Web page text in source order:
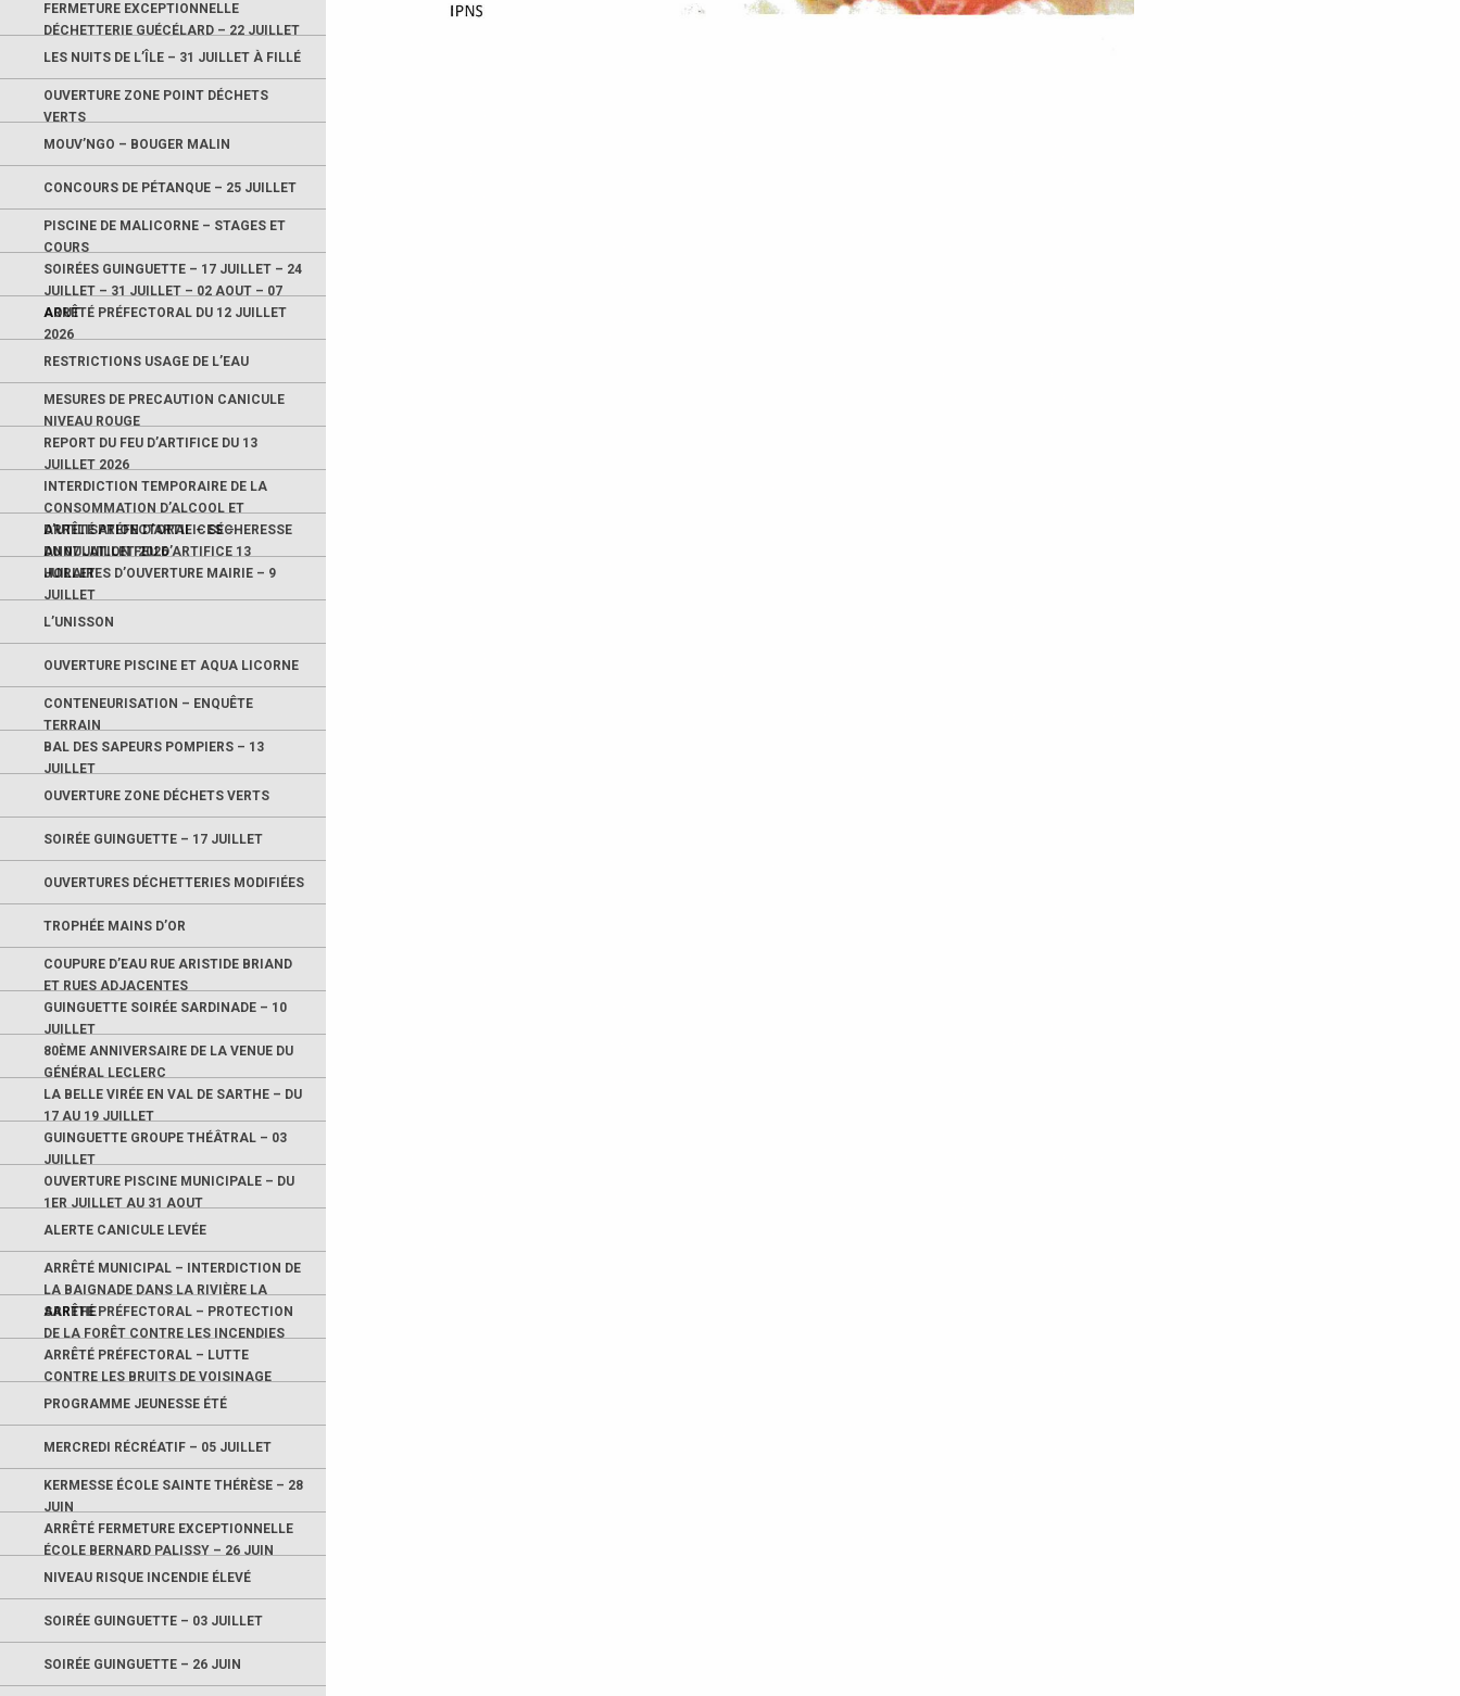
FERMETURE EXCEPTIONNELLE
DÉCHETTERIE GUÉCÉLARD – 22 JUILLET
LES NUITS DE L’ÎLE – 31 JUILLET À FILLÉ
OUVERTURE ZONE POINT DÉCHETS
VERTS
MOUV’NGO – BOUGER MALIN
CONCOURS DE PÉTANQUE – 25 JUILLET
PISCINE DE MALICORNE – STAGES ET
COURS
SOIRÉES GUINGUETTE – 17 JUILLET – 24
JUILLET – 31 JUILLET – 02 AOUT – 07
AOUT
ARRÊTÉ PRÉFECTORAL DU 12 JUILLET
2026
RESTRICTIONS USAGE DE L’EAU
MESURES DE PRECAUTION CANICULE
NIVEAU ROUGE
REPORT DU FEU D’ARTIFICE DU 13
JUILLET 2026
INTERDICTION TEMPORAIRE DE LA
CONSOMMATION D’ALCOOL ET
D’UTILISATION D’ARTIFICES –
ANNULATION FEU D’ARTIFICE 13
JUILLET
ARRÊTÉ PRÉFECTORAL – SÉCHERESSE
DU 07 JUILLET 2026
HORAIRES D’OUVERTURE MAIRIE – 9
JUILLET
L’UNISSON
OUVERTURE PISCINE ET AQUA LICORNE
CONTENEURISATION – ENQUÊTE
TERRAIN
BAL DES SAPEURS POMPIERS – 13
JUILLET
OUVERTURE ZONE DÉCHETS VERTS
SOIRÉE GUINGUETTE – 17 JUILLET
OUVERTURES DÉCHETTERIES MODIFIÉES
TROPHÉE MAINS D’OR
COUPURE D’EAU RUE ARISTIDE BRIAND
ET RUES ADJACENTES
GUINGUETTE SOIRÉE SARDINADE – 10
JUILLET
80ÈME ANNIVERSAIRE DE LA VENUE DU
GÉNÉRAL LECLERC
LA BELLE VIRÉE EN VAL DE SARTHE – DU
17 AU 19 JUILLET
GUINGUETTE GROUPE THÉÂTRAL – 03
JUILLET
OUVERTURE PISCINE MUNICIPALE – DU
1ER JUILLET AU 31 AOUT
ALERTE CANICULE LEVÉE
ARRÊTÉ MUNICIPAL – INTERDICTION DE
LA BAIGNADE DANS LA RIVIÈRE LA
SARTHE
ARRÊTÉ PRÉFECTORAL – PROTECTION
DE LA FORÊT CONTRE LES INCENDIES
ARRÊTÉ PRÉFECTORAL – LUTTE
CONTRE LES BRUITS DE VOISINAGE
PROGRAMME JEUNESSE ÉTÉ
MERCREDI RÉCRÉATIF – 05 JUILLET
KERMESSE ÉCOLE SAINTE THÉRÈSE – 28
JUIN
ARRÊTÉ FERMETURE EXCEPTIONNELLE
ÉCOLE BERNARD PALISSY – 26 JUIN
NIVEAU RISQUE INCENDIE ÉLEVÉ
SOIRÉE GUINGUETTE – 03 JUILLET
SOIRÉE GUINGUETTE – 26 JUIN